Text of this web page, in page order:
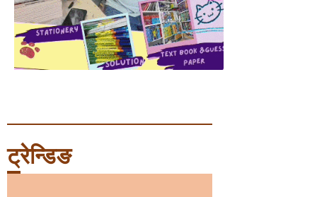
ट्रेन्डिङ